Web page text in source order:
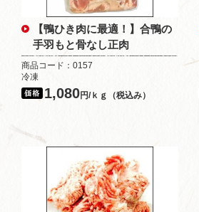
【鴨ひき肉に最適！】合鴨の
手羽もと骨なし正肉
商品コード：0157
冷凍
1,080円/ｋｇ（税込み）